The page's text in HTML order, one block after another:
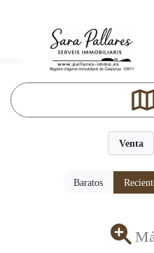
Compra venta o alquiler
Venta
Baratos